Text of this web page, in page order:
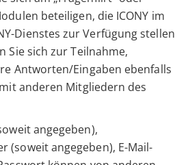
beteiligen, die ICONY im
Dienstes zur Verfügung stellen
Sie sich zur Teilnahme,
Antworten/Eingaben ebenfalls
anderen Mitgliedern des
angegeben),
(soweit angegeben), E-Mail-